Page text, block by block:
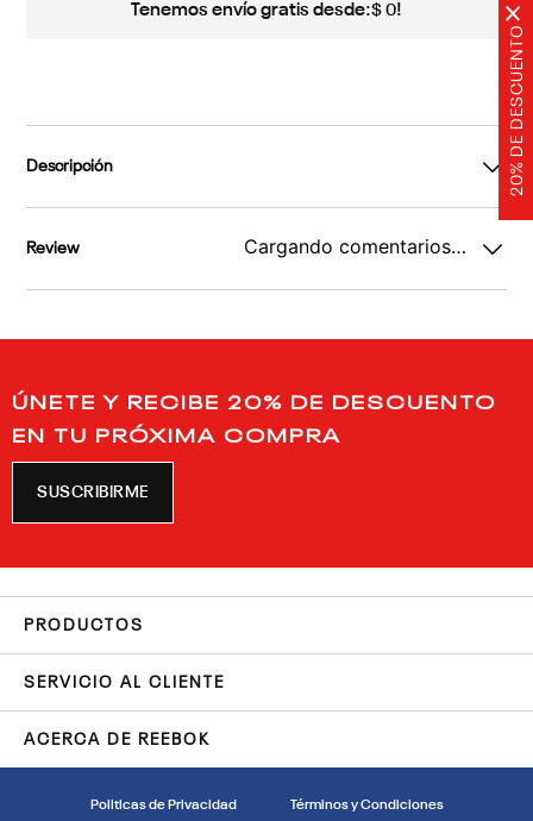
20% DE DESCUENTO
×
Tenemos envío gratis desde:$ 0!
Descripción
Review Cargando comentarios…
ÚNETE Y RECIBE 20% DE DESCUENTO
EN TU PRÓXIMA COMPRA
SUSCRIBIRME
PRODUCTOS
SERVICIO AL CLIENTE
ACERCA DE REEBOK
Politicas de Privacidad Términos y Condiciones